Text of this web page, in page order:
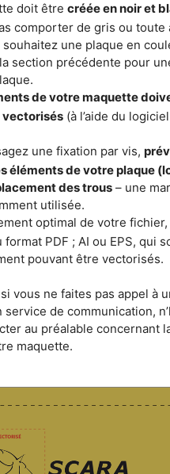
doit être créée en noir et
comporter de gris ou toute
une plaque en
section précédente pour
de votre maquette
(à l’aide du
une fixation par vis,
éléments de votre plaque
des trous – une
utilisée.
optimal de votre fichier,
PDF ; AI ou EPS, qui
pouvant être vectorisés.
vous ne faites pas appel à
service de communication,
au préalable concernant
maquette.